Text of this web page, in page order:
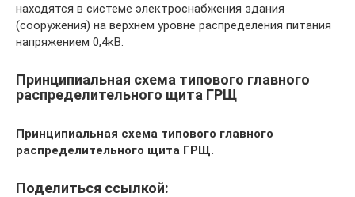
находятся в системе электроснабжения здания
(сооружения) на верхнем уровне распределения питания
напряжением 0,4кВ.
Принципиальная схема типового главного
распределительного щита ГРЩ
Принципиальная схема типового главного
распределительного щита ГРЩ.
Поделиться ссылкой: